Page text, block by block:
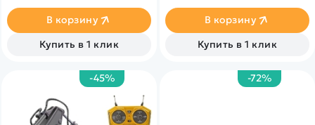
В корзину
Купить в 1 клик
принципы работы
спецтехники и весело
провести время за
увлекательной игрой.
В корзину
Купить в 1 клик
-45% -72%